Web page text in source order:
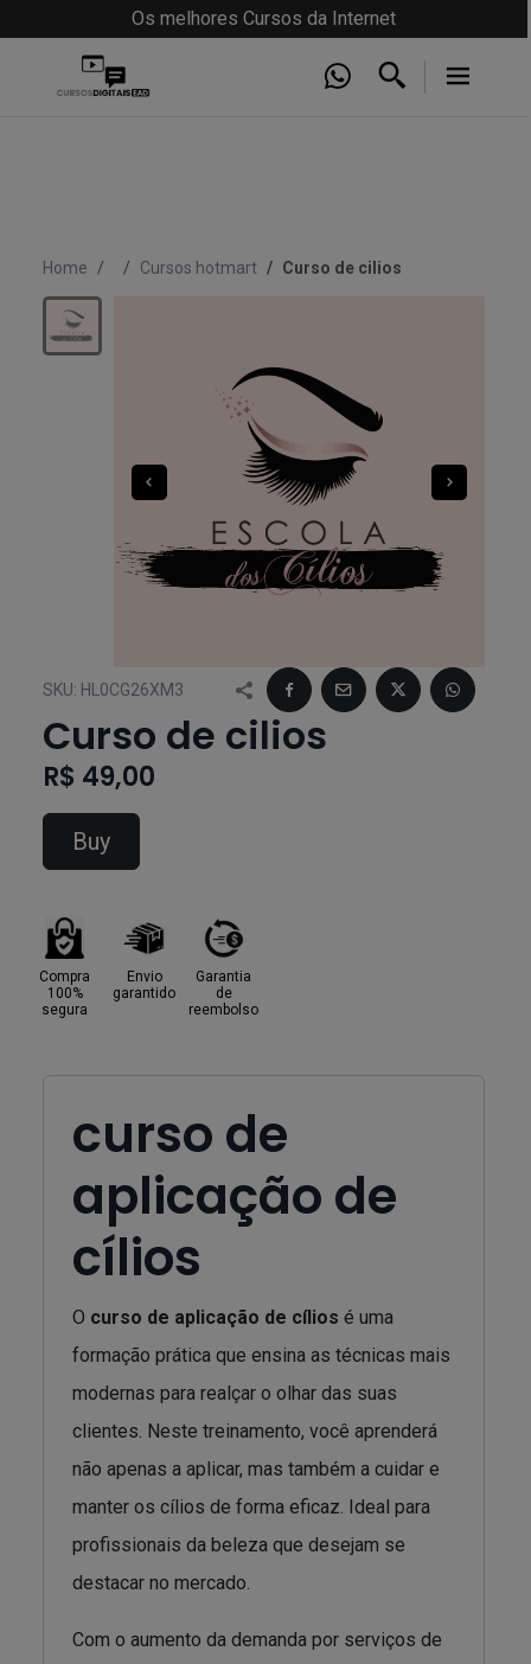
Os melhores Cursos da Internet
Home Cursos hotmart Curso de cilios
SKU: HL0CG26XM3
Curso de cilios
R$ 49,00
Buy
Compra
100%
segura
Envio
garantido
Garantia
de
reembolso
curso de
aplicação de
cílios
O curso de aplicação de cílios é uma
formação prática que ensina as técnicas mais
modernas para realçar o olhar das suas
clientes. Neste treinamento, você aprenderá
não apenas a aplicar, mas também a cuidar e
manter os cílios de forma eficaz. Ideal para
profissionais da beleza que desejam se
destacar no mercado.
Com o aumento da demanda por serviços de